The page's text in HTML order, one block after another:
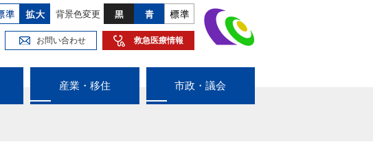
背景色変更
お問い合わせ 救急医療情報
産業・移住 市政・議会